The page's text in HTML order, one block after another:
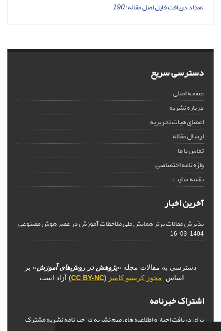
تعداد دریافت فایل اصل مقاله:190
دسترسی سریع
صفحه اصلی
درباره نشریه
اعضای هیات تحریریه
ارسال مقاله
تماس با ما
واژه نامه اختصاصی
نقشه سایت
آخرین اخبار
پذیرش مقالات برتر همایش ملی ملاحظات آموزش در عصر هوش مصنوعی
1404-03-16
دسترسی به مقالات مجله «پژوهش در روش‌های آموزش» بر
اساس مجوز کرییتیو کامنز (
CC BY-NC) آزاد است.
اشتراک خبرنامه
برای دریافت اخبار و اطلاعیه های مهم نشریه در خبرنامه نشریه مشترک